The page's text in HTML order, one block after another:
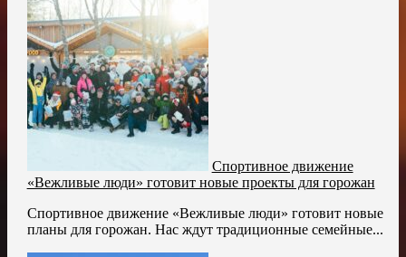
Спортивное движение
«Вежливые люди» готовит новые проекты для горожан
Спортивное движение «Вежливые люди» готовит новые
планы для горожан. Нас ждут традиционные семейные...